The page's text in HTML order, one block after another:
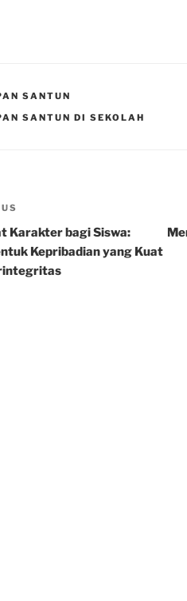
SANTUN
SANTUN DI SEKOLAH
Karakter bagi Siswa:
Kepribadian yang Kuat